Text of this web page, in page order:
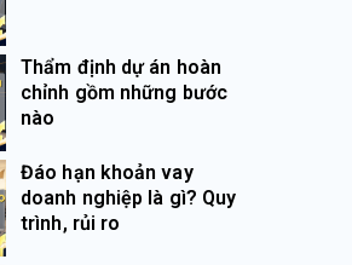
Thẩm định dự án hoàn
chỉnh gồm những bước
nào
Đáo hạn khoản vay
doanh nghiệp là gì? Quy
trình, rủi ro